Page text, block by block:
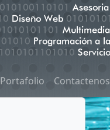
Portafolio Contactenos